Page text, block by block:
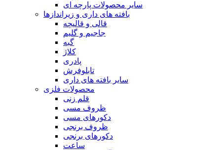
سایر محصولات پارچه ای
بافته های داری و زیراندازها
قالی و قالیچه
جاجیم و گلیم
گبه
کلاژ
پادری
تابلوفرش
سایر بافته های داری
محصولات فلزی
قلم زنی
ظروف مسی
دکورهای مسی
ظروف برنجی
دکورهای برنجی
ساعت